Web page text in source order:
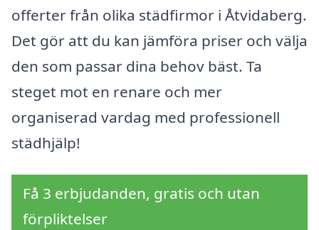
offerter från olika städfirmor i Åtvidaberg.
Det gör att du kan jämföra priser och välja
den som passar dina behov bäst. Ta
steget mot en renare och mer
organiserad vardag med professionell
städhjälp!
Få 3 erbjudanden, gratis och utan
förpliktelser